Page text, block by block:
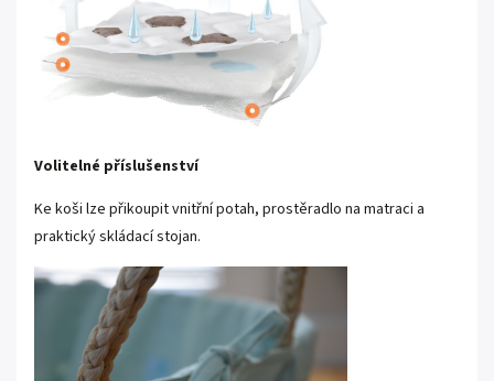
Volitelné příslušenství
Ke koši lze přikoupit vnitřní potah, prostěradlo na matraci a
praktický skládací stojan.